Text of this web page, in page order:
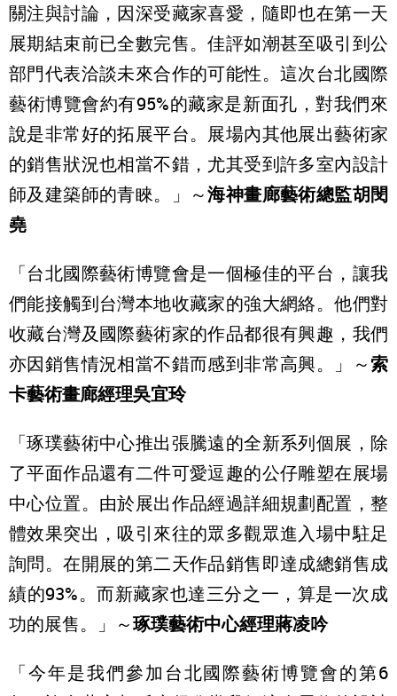
關注與討論，因深受藏家喜愛，隨即也在第一天
展期結束前已全數完售。佳評如潮甚至吸引到公
部門代表洽談未來合作的可能性。這次台北國際
藝術博覽會約有95%的藏家是新面孔，對我們來
說是非常好的拓展平台。展場內其他展出藝術家
的銷售狀況也相當不錯，尤其受到許多室內設計
師及建築師的青睞。」～海神畫廊藝術總監胡閔
堯
「台北國際藝術博覽會是一個極佳的平台，讓我
們能接觸到台灣本地收藏家的強大網絡。他們對
收藏台灣及國際藝術家的作品都很有興趣，我們
亦因銷售情況相當不錯而感到非常高興。」～索
卡藝術畫廊經理吳宜玲
「琢璞藝術中心推出張騰遠的全新系列個展，除
了平面作品還有二件可愛逗趣的公仔雕塑在展場
中心位置。由於展出作品經過詳細規劃配置，整
體效果突出，吸引來往的眾多觀眾進入場中駐足
詢問。在開展的第二天作品銷售即達成總銷售成
績的93%。而新藏家也達三分之一，算是一次成
功的展售。」～琢璞藝術中心經理蔣凌吟
「今年是我們參加台北國際藝術博覽會的第6